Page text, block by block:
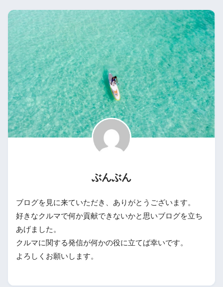
ぶんぶん
ブログを見に来ていただき、ありがとうございます。
好きなクルマで何か貢献できないかと思いブログを立ち
あげました。
クルマに関する発信が何かの役に立てば幸いです。
よろしくお願いします。